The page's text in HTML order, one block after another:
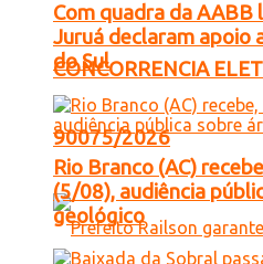
CONCORRENCIA
90075/2026
Com quadra da
Juruá declaram apoio
do Sul
Rio Branco (AC)
(5/08), audiência
geológico